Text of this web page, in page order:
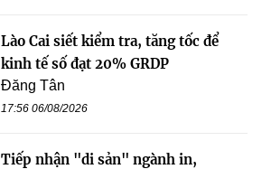
Lào Cai siết kiểm tra, tăng tốc để
kinh tế số đạt 20% GRDP
Đăng Tân
17:56 06/08/2026
Tiếp nhận "di sản" ngành in,